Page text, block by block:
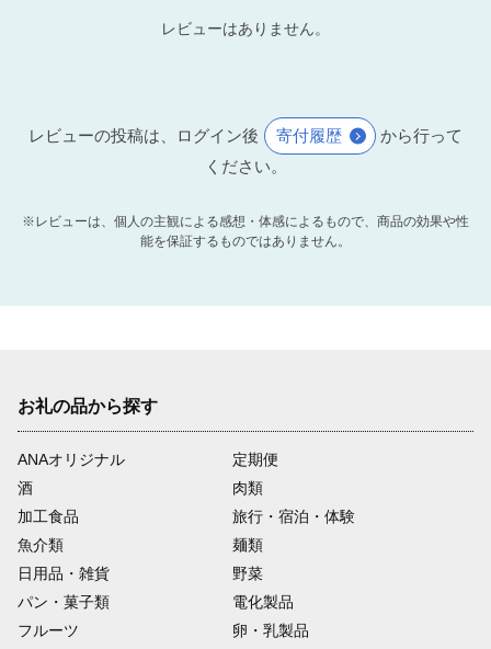
レビューはありません。
レビューの投稿は、ログイン後 寄付履歴
から行って
ください。
※レビューは、個人の主観による感想・体感によるもので、商品の効果や性
能を保証するものではありません。
お礼の品から探す
ANAオリジナル
定期便
酒
肉類
加工食品
旅行・宿泊・体験
魚介類
麺類
日用品・雑貨
野菜
パン・菓子類
電化製品
フルーツ
卵・乳製品